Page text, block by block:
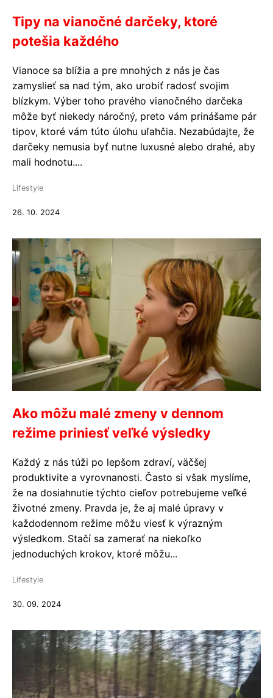
Tipy na vianočné darčeky, ktoré
potešia každého
Vianoce sa blížia a pre mnohých z nás je čas
zamyslieť sa nad tým, ako urobiť radosť svojim
blízkym. Výber toho pravého vianočného darčeka
môže byť niekedy náročný, preto vám prinášame pár
tipov, ktoré vám túto úlohu uľahčia. Nezabúdajte, že
darčeky nemusia byť nutne luxusné alebo drahé, aby
mali hodnotu....
Lifestyle
26. 10. 2024
Ako môžu malé zmeny v dennom
režime priniesť veľké výsledky
Každý z nás túži po lepšom zdraví, väčšej
produktivite a vyrovnanosti. Často si však myslíme,
že na dosiahnutie týchto cieľov potrebujeme veľké
životné zmeny. Pravda je, že aj malé úpravy v
každodennom režime môžu viesť k výrazným
výsledkom. Stačí sa zamerať na niekoľko
jednoduchých krokov, ktoré môžu...
Lifestyle
30. 09. 2024